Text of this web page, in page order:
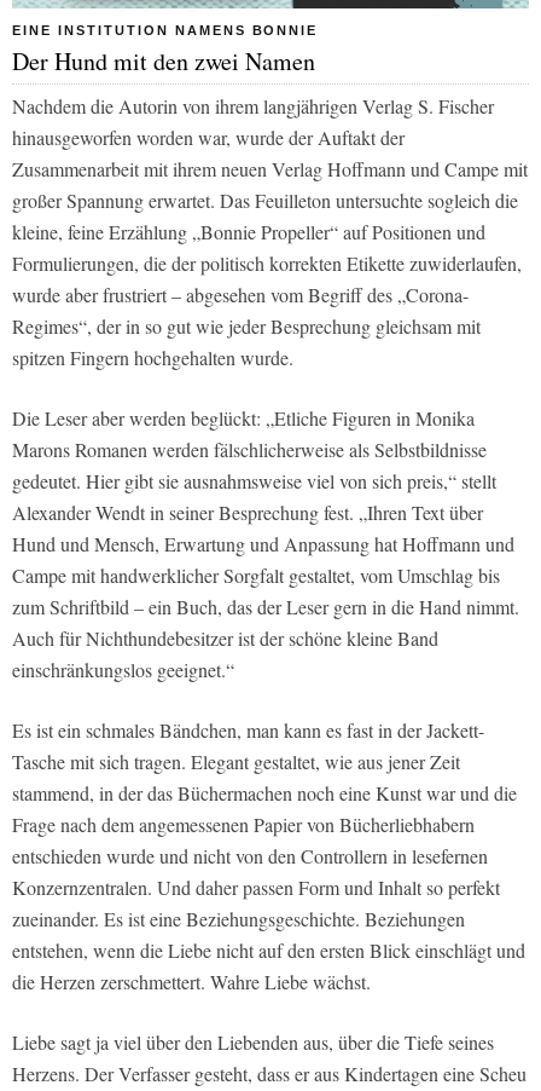
EINE INSTITUTION NAMENS BONNIE
Der Hund mit den zwei Namen
Nachdem die Autorin von ihrem langjährigen Verlag S. Fischer
hinausgeworfen worden war, wurde der Auftakt der
Zusammenarbeit mit ihrem neuen Verlag Hoffmann und Campe mit
großer Spannung erwartet. Das Feuilleton untersuchte sogleich die
kleine, feine Erzählung „Bonnie Propeller“ auf Positionen und
Formulierungen, die der politisch korrekten Etikette zuwiderlaufen,
wurde aber frustriert – abgesehen vom Begriff des „Corona-
Regimes“, der in so gut wie jeder Besprechung gleichsam mit
spitzen Fingern hochgehalten wurde.
Die Leser aber werden beglückt: „Etliche Figuren in Monika
Marons Romanen werden fälschlicherweise als Selbstbildnisse
gedeutet. Hier gibt sie ausnahmsweise viel von sich preis,“ stellt
Alexander Wendt in seiner Besprechung fest. „Ihren Text über
Hund und Mensch, Erwartung und Anpassung hat Hoffmann und
Campe mit handwerklicher Sorgfalt gestaltet, vom Umschlag bis
zum Schriftbild – ein Buch, das der Leser gern in die Hand nimmt.
Auch für Nichthundebesitzer ist der schöne kleine Band
einschränkungslos geeignet.“
Es ist ein schmales Bändchen, man kann es fast in der Jackett-
Tasche mit sich tragen. Elegant gestaltet, wie aus jener Zeit
stammend, in der das Büchermachen noch eine Kunst war und die
Frage nach dem angemessenen Papier von Bücherliebhabern
entschieden wurde und nicht von den Controllern in lesefernen
Konzernzentralen. Und daher passen Form und Inhalt so perfekt
zueinander. Es ist eine Beziehungsgeschichte. Beziehungen
entstehen, wenn die Liebe nicht auf den ersten Blick einschlägt und
die Herzen zerschmettert. Wahre Liebe wächst.
Liebe sagt ja viel über den Liebenden aus, über die Tiefe seines
Herzens. Der Verfasser gesteht, dass er aus Kindertagen eine Scheu